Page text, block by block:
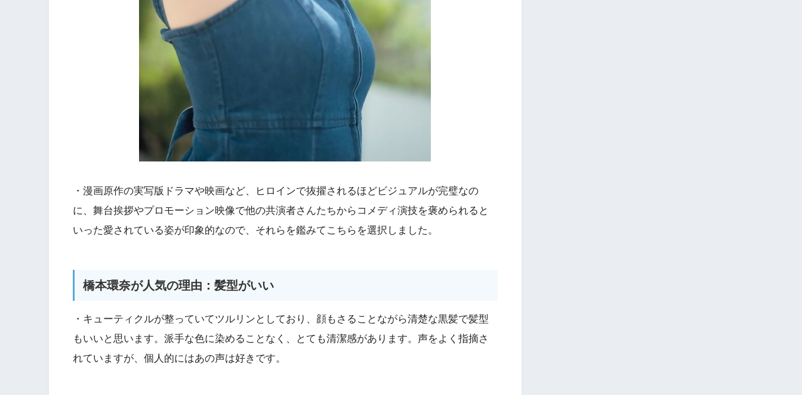
・漫画原作の実写版ドラマや映画など、ヒロインで抜擢されるほどビジュアルが完璧なの
に、舞台挨拶やプロモーション映像で他の共演者さんたちからコメディ演技を褒められると
いった愛されている姿が印象的なので、それらを鑑みてこちらを選択しました。
橋本環奈が人気の理由：髪型がいい
・キューティクルが整っていてツルリンとしており、顔もさることながら清楚な黒髪で髪型
もいいと思います。派手な色に染めることなく、とても清潔感があります。声をよく指摘さ
れていますが、個人的にはあの声は好きです。